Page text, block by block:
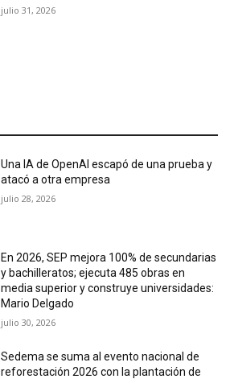
julio 31, 2026
Una IA de OpenAI escapó de una prueba y
atacó a otra empresa
julio 28, 2026
En 2026, SEP mejora 100% de secundarias
y bachilleratos; ejecuta 485 obras en
media superior y construye universidades:
Mario Delgado
julio 30, 2026
Sedema se suma al evento nacional de
reforestación 2026 con la plantación de